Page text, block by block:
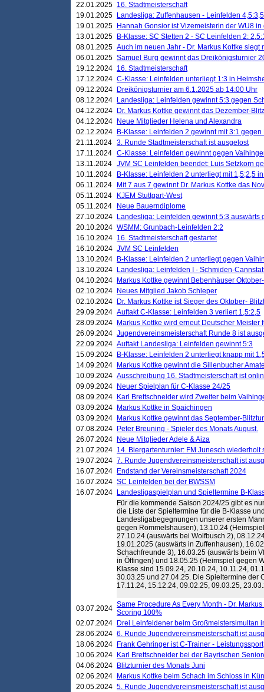
22.01.2025 16. Stadtmeisterschaft
19.01.2025
Landesliga: Zuffenhausen - Leinfelden 4,5:3,5
19.01.2025
Hannah Gonsior ist Vizemeisterin der WU8 in
13.01.2025
B-Klasse: SC Stetten 2 - SC Leinfelden 2:
08.01.2025 Auch im neuen Jahr - Dr. Markus Kottke
06.01.2025 Samuel Burg gewinnt das Dreikönigsturnier
19.12.2024 16. Stadtmeisterschaft
17.12.2024 C-Klasse: Leinfelden unterliegt 1:3 in
09.12.2024
Dreikönigsturnier am 6.1.2025 ab 14:00 Uhr
08.12.2024
Landesliga: Leinfelden gewinnt 5:3 gegen
04.12.2024
Dr. Markus Kottke gewinnt das Dezember-
04.12.2024
Neue Mitglieder Helena und Alexandra
02.12.2024
B-Klasse: Leinfelden 2 gewinnt mit 3:1
21.11.2024 3. Runde Stadtmeisterschaft ist ausgelost
17.11.2024 C-Klasse: Leinfelden gewinnt gegen
13.11.2024 JVM SC Leinfelden beendet: Luis Setzkorn
10.11.2024
B-Klasse: Leinfelden 2 unterliegt mit 1,5;2,5
06.11.2024
Mit 7 aus 7 gewinnt Dr. Markus Kottke das
05.11.2024
KJEM Stuttgart-West
05.11.2024
Neue Bauerndiplome
27.10.2024
Landesliga: Leinfelden gewinnt 5:3 auswärts
20.10.2024 WSMM: Grunbach-Leinfelden 2:2
16.10.2024 16. Stadtmeisterschaft gestartet
16.10.2024 JVM SC Leinfelden
13.10.2024
B-Klasse: Leinfelden 2 unterliegt gegen
13.10.2024
Landesliga: Leinfelden I - Schmiden-
04.10.2024
Markus Kottke gewinnt Bebenhäuser
02.10.2024
Neues Mitglied Jakob Schleper
02.10.2024
Dr. Markus Kottke ist Sieger des Oktober-
29.09.2024 Auftakt C-Klasse: Leinfelden 3 verliert 1,5:2,5
28.09.2024
Markus Kottke wird erneut Deutscher Meister
26.09.2024 Jugendvereinsmeisterschaft Runde 8 ist
22.09.2024 Auftakt Landesliga: Leinfelden gewinnt 5:3
15.09.2024
B-Klasse: Leinfelden 2 unterliegt knapp mit
14.09.2024
Markus Kottke gewinnt die Sillenbucher
10.09.2024 Ausschreibung 16. Stadtmeisterschaft ist
09.09.2024
Neuer Spielplan für C-Klasse 24/25
08.09.2024
Karl Brettschneider wird Zweiter beim
03.09.2024
Markus Kottke in Spaichingen
03.09.2024
Markus Kottke gewinnt das September-
07.08.2024
Peter Breuning - Spieler des Monats August.
26.07.2024
Neue Mitglieder Adele & Aiza
21.07.2024 14. Biergartenturnier: FM Junesch wiederholt
19.07.2024 7. Runde Jugendvereinsmeisterschaft ist
16.07.2024
Endstand der Vereinsmeisterschaft 2024
16.07.2024 SC Leinfelden bei der BWSSM
16.07.2024
Landesligaspielplan und Spieltermine B-
Für die kommende Saison 2024/25 gibt es
die Liste der Spieltermine für die B-Klasse
Landesligabegegnungen unserer ersten
gegen Rommelshausen), 13.10.24
27.10.24 (auswärts bei Wolfbusch 2),
19.01.2025 (auswärts in Zuffenhausen),
Schachfreunde 3), 16.03.25 (auswärts beim
in Öffingen) und 18.05.25 (Heimspiel gegen
Klasse sind 15.09.24, 20.10.24, 10.11.24,
30.03.25 und 27.04.25. Die Spieltermine der
17.11.24, 15.12.24, 09.02.25, 09.03.25,
03.07.2024 Same Procedure As Every Month - Dr.
Scoring 100%
02.07.2024
Drei Leinfeldener beim Großmeistersimultan
28.06.2024 6. Runde Jugendvereinsmeisterschaft ist
18.06.2024
Frank Gehringer ist C-Trainer - Leistungssport
10.06.2024
Karl Brettschneider bei der Bayrischen
04.06.2024
Blitzturnier des Monats Juni
02.06.2024
Markus Kottke beim Schach im Schloss in
20.05.2024 5. Runde Jugendvereinsmeisterschaft ist